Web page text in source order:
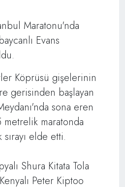
Maratonu'nda
Evans
Köprüsü gişelerinin
gerisinden başlayan
sona eren
maratonda
elde etti.
Shura Kitata Tola
Peter Kiptoo